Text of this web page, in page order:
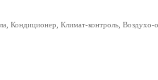
Кондиционер, Климат-контроль, Воздухо-